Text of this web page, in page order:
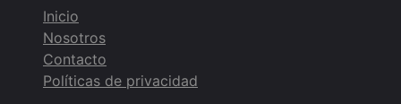
Inicio
Nosotros
Contacto
Políticas de privacidad